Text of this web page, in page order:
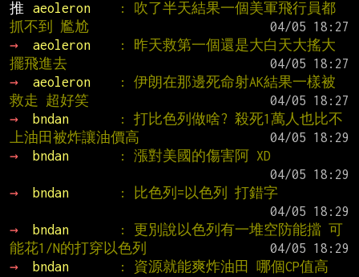
推
aeoleron
: 吹了半天結果一個美軍飛行員都
抓不到 尷尬
→
aeoleron
: 昨天救第一個還是大白天大搖大
擺飛進去
→
aeoleron
: 伊朗在那邊死命射AK結果一樣被
救走 超好笑
→
bndan
: 打比色列做啥? 殺死1萬人也比不
上油田被炸讓油價高
→
bndan
: 漲對美國的傷害阿 XD
→
bndan
: 比色列=以色列 打錯字
→
bndan
: 更別說以色列有一堆空防能擋 可
能花1/N的打穿以色列
→
bndan
: 資源就能爽炸油田 哪個CP值高